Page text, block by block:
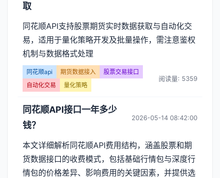
表
第
页
取
同花顺API支持股票期货实时数据获取与自动化交
易，适用于量化策略开发及批量操作，需注意鉴权
机制与数据格式处理
同花顺api 期货数据接入
股票交易接口
自动化交易
量化策略
阅读量: 5359
同花顺API接口一年多少
钱？
2026-05-14 08:42:00
本文详细解析同花顺API费用结构，涵盖股票和期
货数据接口的收费模式，包括基础行情包与深度行
情包的价格差异、影响费用的关键因素，并提供选